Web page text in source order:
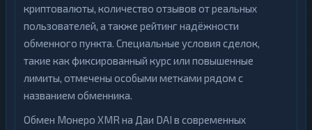
криптовалюты, количество отзывов от реальных
пользователей, а также рейтинг надёжности
обменного пункта. Специальные условия сделок,
такие как фиксированный курс или повышенные
лимиты, отмечены особыми метками рядом с
названием обменника.
Обмен Монеро XMR на Даи DAI в современных